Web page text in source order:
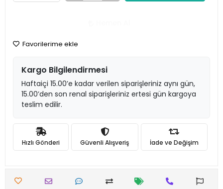
Favorilerime ekle
Kargo Bilgilendirmesi
Haftaiçi 15.00’e kadar verilen siparişleriniz aynı gün,
15.00’den son renal siparişleriniz ertesi gün kargoya
teslim edilir.
Hızlı Gönderi Güvenli Alışveriş İade ve Değişim